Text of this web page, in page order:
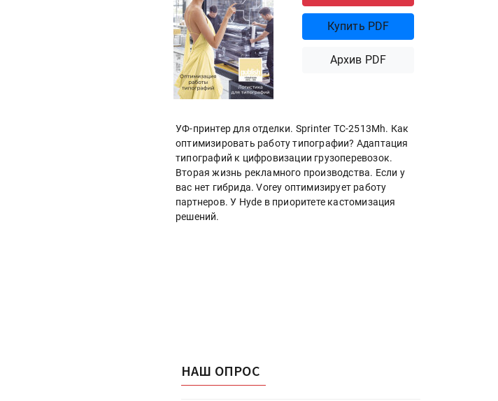
Купить PDF
Архив PDF
УФ-принтер для отделки. Sprinter ТС-2513Mh. Как
оптимизировать работу типографии? Адаптация
типографий к цифровизации грузоперевозок.
Вторая жизнь рекламного производства. Если у
вас нет гибрида. Vorey оптимизирует работу
партнеров. У Hyde в приоритете кастомизация
решений.
НАШ ОПРОС